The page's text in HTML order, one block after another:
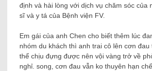
định và hài lòng với dịch vụ chăm sóc của
sĩ và y tá của Bệnh viện FV.
Em gái của anh Chen cho biết thêm lúc
nhóm du khách thì anh trai cô lên cơn đau
thể chịu đựng được nên vội vàng trở về
nghỉ. song, cơn đau vẫn ko thuyên hạn